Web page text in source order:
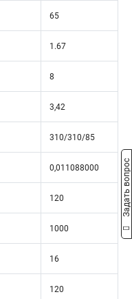
65
1.67
8
3,42
310/310/85
0,011088000
120
1000
16
120
Задать вопрос